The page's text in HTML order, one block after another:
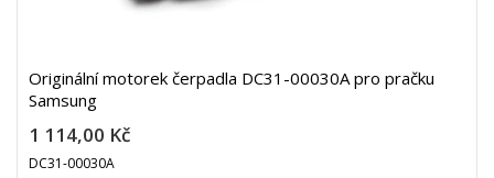
Originální motorek čerpadla DC31-00030A pro pračku
Samsung
1 114,00 Kč
DC31-00030A